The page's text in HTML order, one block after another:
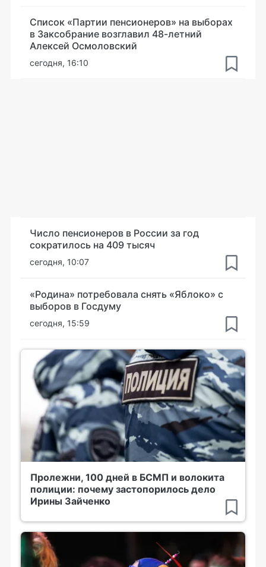
Список «Партии пенсионеров» на выборах
в Заксобрание возглавил 48-летний
Алексей Осмоловский
сегодня, 16:10
Число пенсионеров в России за год
сократилось на 409 тысяч
сегодня, 10:07
«Родина» потребовала снять «Яблоко» с
выборов в Госдуму
сегодня, 15:59
Пролежни, 100 дней в БСМП и волокита
полиции: почему застопорилось дело
Ирины Зайченко